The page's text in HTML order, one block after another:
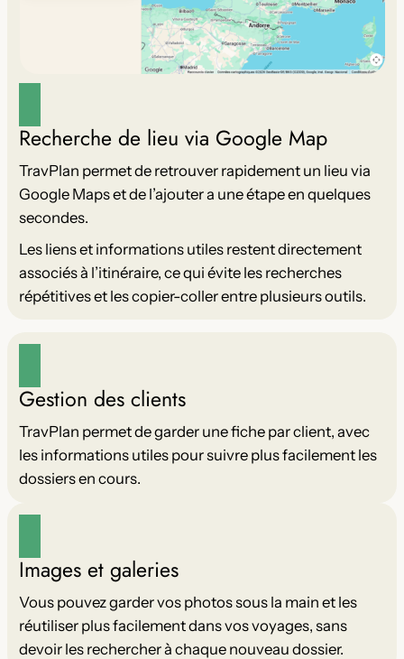
Recherche de lieu via Google Map
TravPlan permet de retrouver rapidement un lieu via
Google Maps et de l’ajouter a une étape en quelques
secondes.
Les liens et informations utiles restent directement
associés à l’itinéraire, ce qui évite les recherches
répétitives et les copier-coller entre plusieurs outils.
Gestion des clients
TravPlan permet de garder une fiche par client, avec
les informations utiles pour suivre plus facilement les
dossiers en cours.
Images et galeries
Vous pouvez garder vos photos sous la main et les
réutiliser plus facilement dans vos voyages, sans
devoir les rechercher à chaque nouveau dossier.